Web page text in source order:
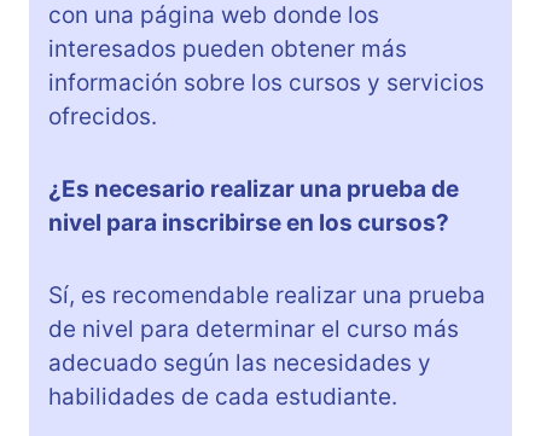
con una página web donde los
interesados pueden obtener más
información sobre los cursos y servicios
ofrecidos.
¿Es necesario realizar una prueba de
nivel para inscribirse en los cursos?
Sí, es recomendable realizar una prueba
de nivel para determinar el curso más
adecuado según las necesidades y
habilidades de cada estudiante.